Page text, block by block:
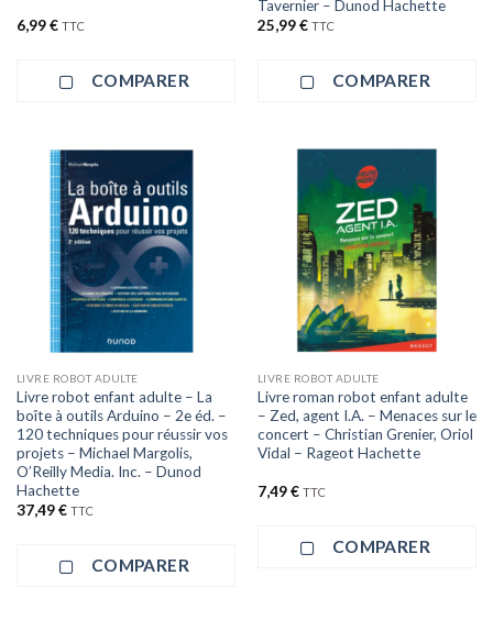
6,99€ TTC
COMPARER
Tavernier – Dunod Hachette
25,99€ TTC
COMPARER
LIVRE ROBOT ADULTE
Livre robot enfant adulte – La
boîte à outils Arduino – 2e éd. –
120 techniques pour réussir vos
projets – Michael Margolis,
O’Reilly Media. Inc. – Dunod
Hachette
37,49€ TTC
COMPARER
LIVRE ROBOT ADULTE
Livre roman robot enfant adulte
– Zed, agent I.A. – Menaces sur le
concert – Christian Grenier, Oriol
Vidal – Rageot Hachette
7,49€ TTC
COMPARER